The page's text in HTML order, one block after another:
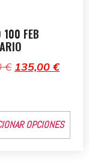
100 FEB
€ 135,00 €
OPCIONES